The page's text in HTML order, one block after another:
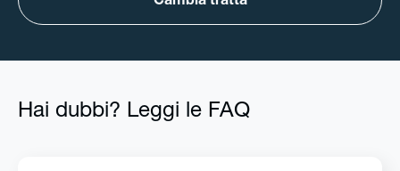
Hai dubbi? Leggi le FAQ